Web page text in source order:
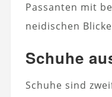
Passanten mit
neidischen
Schuhe
Schuhe sind